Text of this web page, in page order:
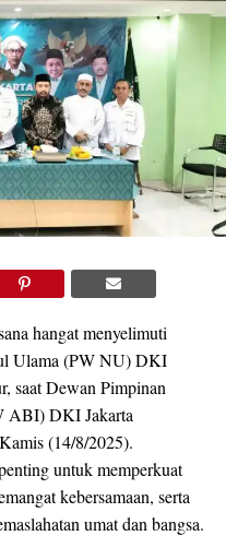
hangat menyelimuti
Ulama (PW NU) DKI
saat Dewan Pimpinan
ABI) DKI Jakarta
(14/8/2025).
untuk memperkuat
kebersamaan, serta
umat dan bangsa.